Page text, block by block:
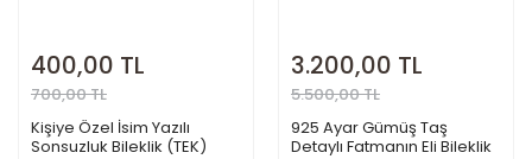
400,00 TL
700,00 TL
Kişiye Özel İsim Yazılı
Sonsuzluk Bileklik (TEK)
3.200,00 TL
5.500,00 TL
925 Ayar Gümüş Taş
Detaylı Fatmanın Eli Bileklik